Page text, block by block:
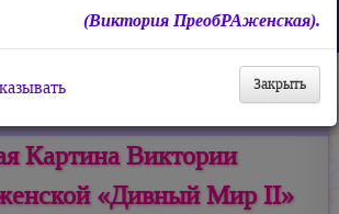
ПреобРАженской «Дивный Мир II»
Картина Виктории
«Дивный Мир II»
(Виктория ПреобРАженская).
Закрыть